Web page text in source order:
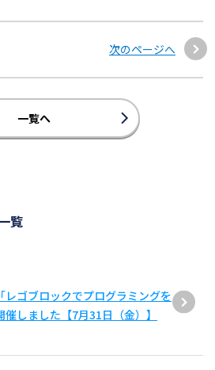
次のページへ
一覧へ
覧
ゴブロックでプログラミングを
しました【7月31日（金）】